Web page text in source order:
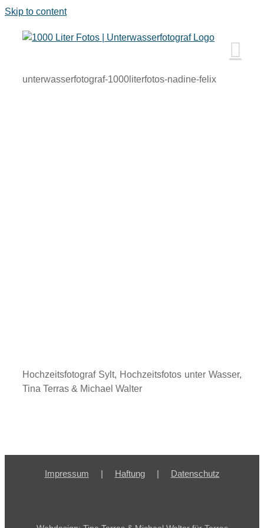
Skip to content
unterwasserfotograf-1000literfotos-nadine-felix
Hochzeitsfotograf Sylt, Hochzeitsfotos unter Wasser,
Tina Terras & Michael Walter
Impressum Haftung Datenschutz